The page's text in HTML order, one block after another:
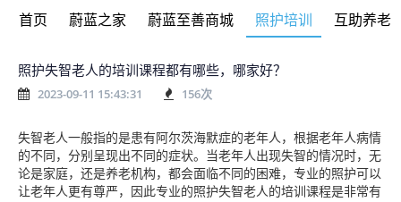
首页 蔚蓝之家 蔚蓝至善商城 照护培训 互助养老
照护失智老人的培训课程都有哪些，哪家好？
2023-09-11 15:43:31 156次
失智老人一般指的是患有阿尔茨海默症的老年人，根据老年人病情
的不同，分别呈现出不同的症状。当老年人出现失智的情况时，无
论是家庭，还是养老机构，都会面临不同的困难，专业的照护可以
让老年人更有尊严，因此专业的照护失智老人的培训课程是非常有